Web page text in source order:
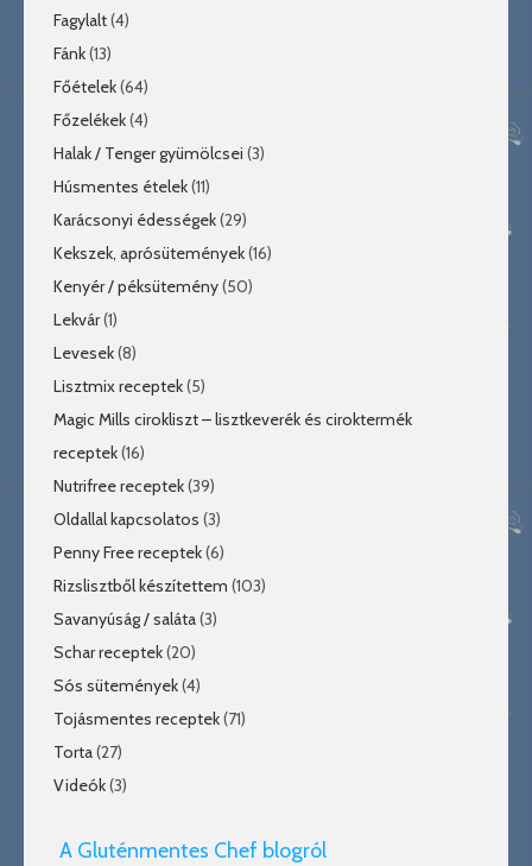
Fagylalt(4)
Fánk(13)
Főételek(64)
Főzelékek(4)
Halak / Tenger gyümölcsei (3)
Húsmentes ételek(11)
Karácsonyi édességek(29)
Kekszek, aprósütemények(16)
Kenyér / péksütemény(50)
Lekvár(1)
Levesek(8)
Lisztmix receptek(5)
Magic Mills cirokliszt – lisztkeverék és ciroktermék
receptek(16)
Nutrifree receptek(39)
Oldallal kapcsolatos (3)
Penny Free receptek(6)
Rizslisztből készítettem (103)
Savanyúság / saláta(3)
Schar receptek(20)
Sós sütemények(4)
Tojásmentes receptek(71)
Torta(27)
Videók(3)
A Gluténmentes Chef blogról